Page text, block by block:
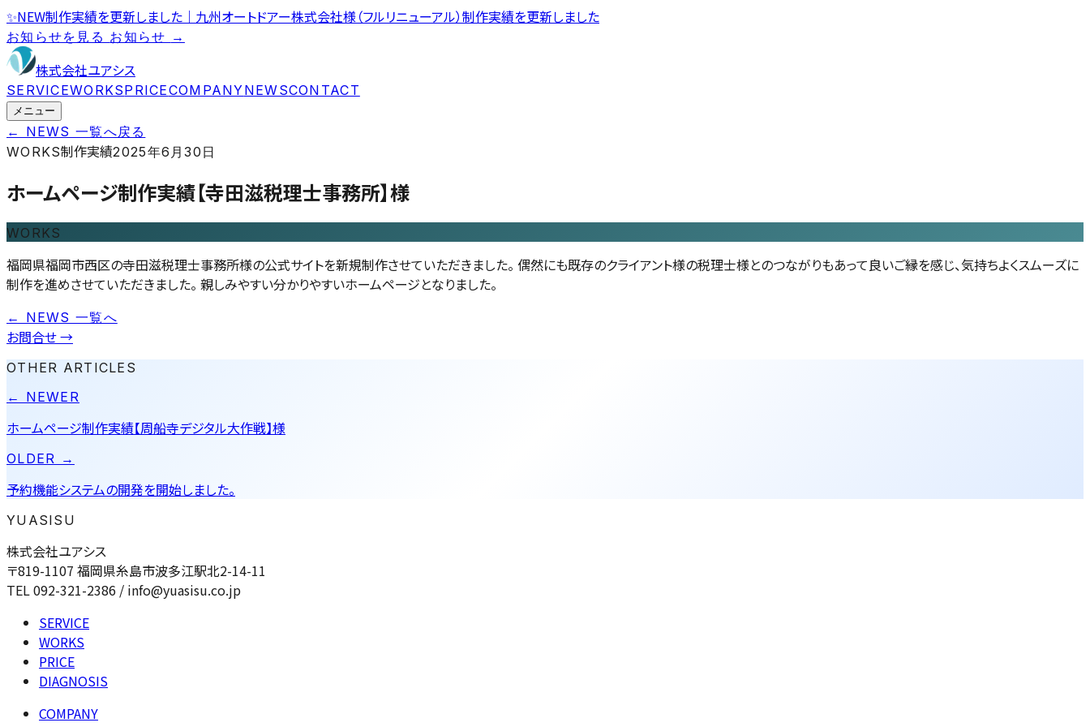
✨NEW制作実績を更新しました｜九州オートドアー株式会社様（フルリニューアル）制作実績を更新しました
お知らせを見る お知らせ →
株式会社ユアシス
SERVICEWORKSPRICECOMPANYNEWSCONTACT
メニュー
← NEWS 一覧へ戻る
WORKS制作実績2025年6月30日
ホームページ制作実績【寺田滋税理士事務所】様
WORKS
福岡県福岡市西区の寺田滋税理士事務所様の公式サイトを新規制作させていただきました。 偶然にも既存のクライアント様の税理士様とのつながりもあって良いご縁を感じ、気持ちよくスムーズに
制作を進めさせていただきました。 親しみやすい分かりやすいホームページとなりました。
← NEWS 一覧へ
お問合せ→
OTHER ARTICLES
← NEWER
ホームページ制作実績【周船寺デジタル大作戦】様
OLDER →
予約機能システムの開発を開始しました。
YUASISU
株式会社ユアシス
〒819-1107 福岡県糸島市波多江駅北2-14-11
TEL 092-321-2386 / info@yuasisu.co.jp
SERVICE
WORKS
PRICE
DIAGNOSIS
COMPANY